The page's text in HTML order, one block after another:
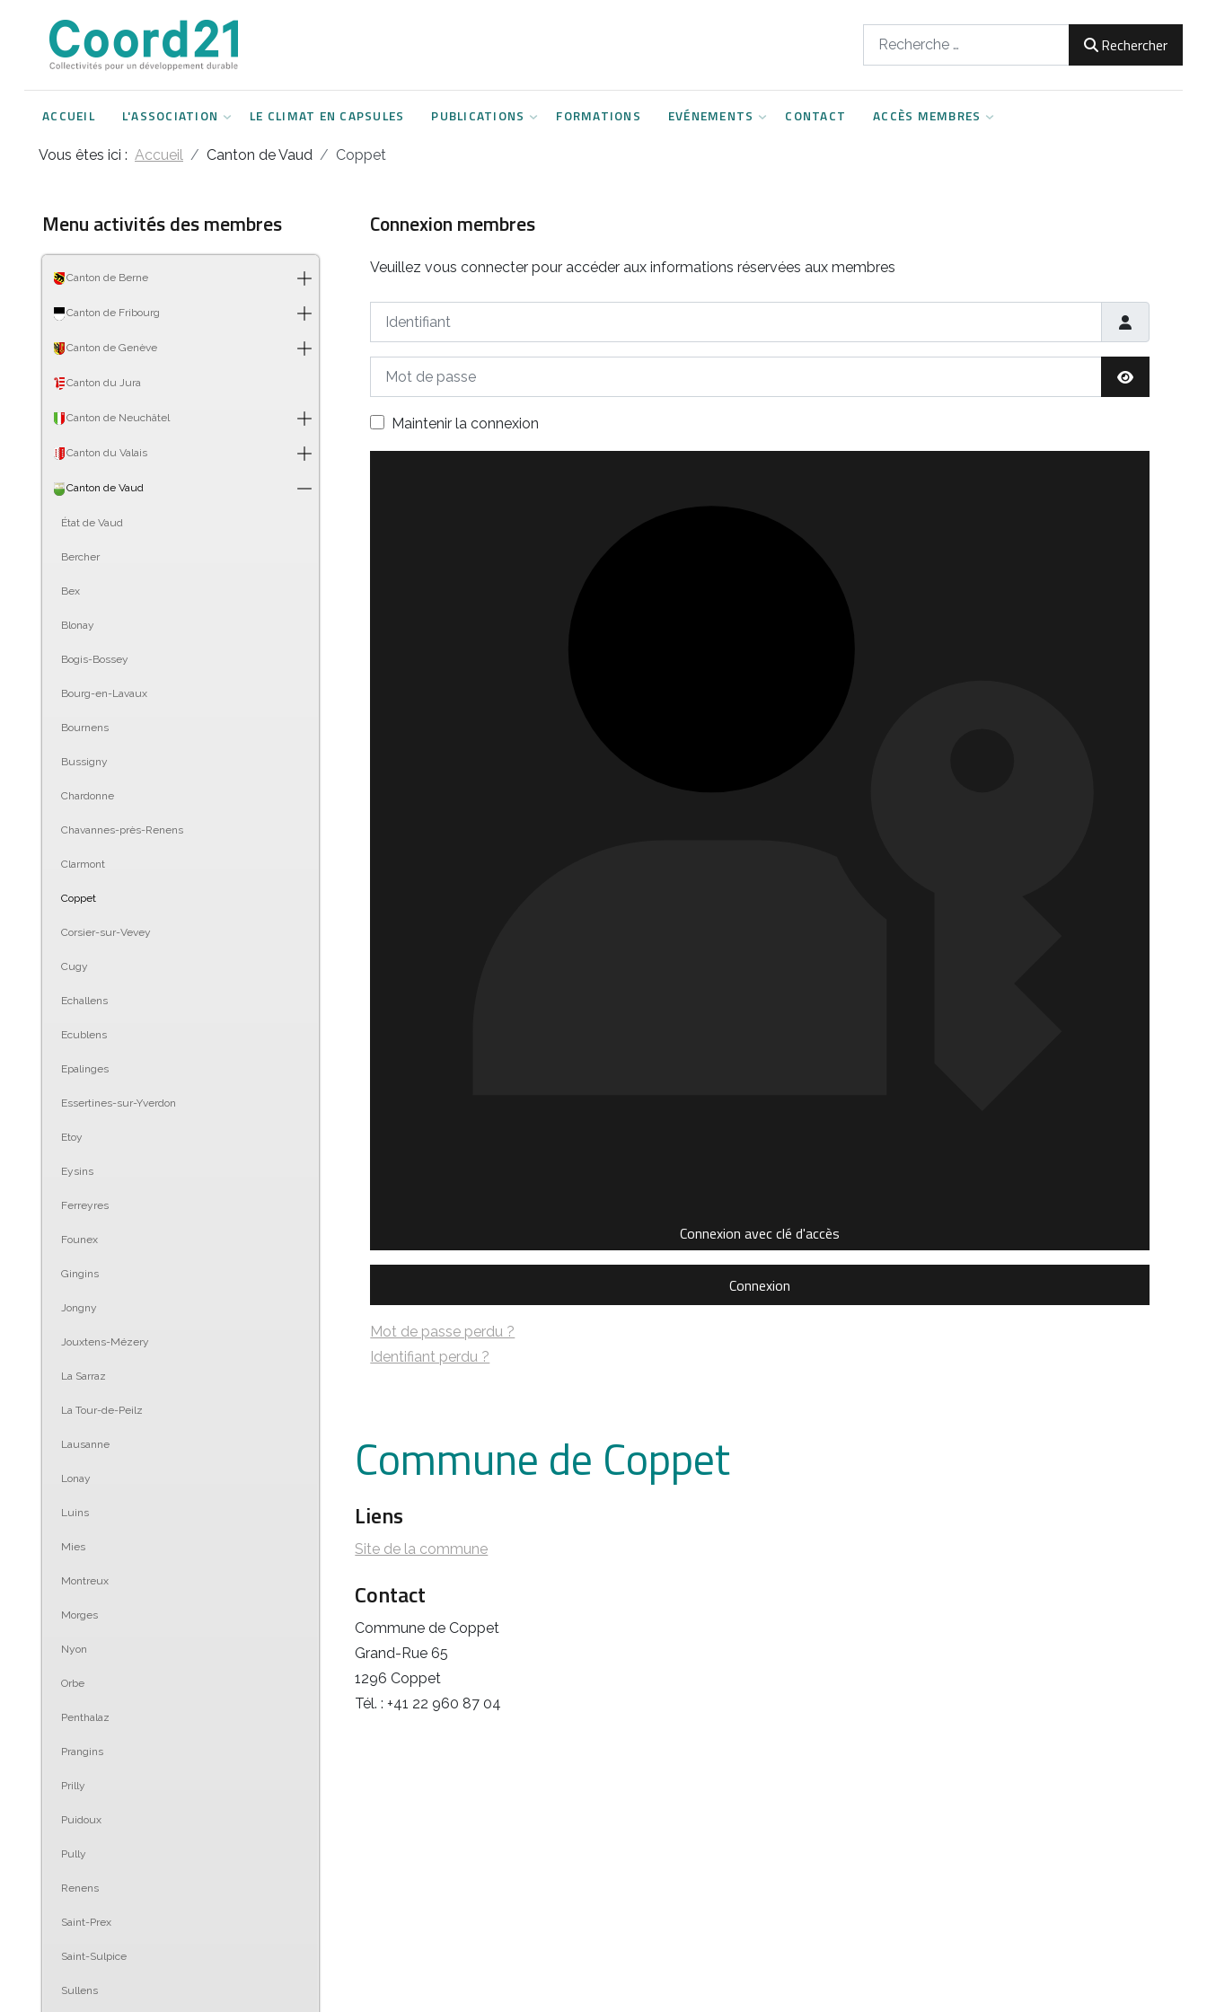
Rechercher
ACCUEIL L'ASSOCIATION LE CLIMAT EN CAPSULES PUBLICATIONS FORMATIONS EVÉNEMENTS CONTACT ACCÈS MEMBRES
Vous êtes ici : Accueil Canton de Vaud Coppet
Menu activités des membres
Canton de Berne
Canton de Fribourg
Canton de Genève
Canton du Jura
Canton de Neuchâtel
Canton du Valais
Canton de Vaud
État de Vaud
Bercher
Bex
Blonay
Bogis-Bossey
Bourg-en-Lavaux
Bournens
Bussigny
Chardonne
Chavannes-près-Renens
Clarmont
Coppet
Corsier-sur-Vevey
Cugy
Echallens
Ecublens
Epalinges
Essertines-sur-Yverdon
Etoy
Eysins
Ferreyres
Founex
Gingins
Jongny
Jouxtens-Mézery
La Sarraz
La Tour-de-Peilz
Lausanne
Lonay
Luins
Mies
Montreux
Morges
Nyon
Orbe
Penthalaz
Prangins
Prilly
Puidoux
Pully
Renens
Saint-Prex
Saint-Sulpice
Sullens
Connexion membres
Veuillez vous connecter pour accéder aux informations réservées aux membres
Identifiant
Mot de passe
Afficher le
Maintenir la connexion
Connexion avec clé d'accès
Connexion
Mot de passe perdu ?
Identifiant perdu ?
Commune de Coppet
Liens
Site de la commune
Contact
Commune de Coppet
Grand-Rue 65
1296 Coppet
Tél. : +41 22 960 87 04
Développement durable et Agenda 21
Implémentation locale de l'Agenda
Assemblées générales
2021
2022
2023
2025
Lettres d'informations
Rencontres thématiques
Documents